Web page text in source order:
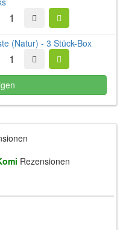
(Natur) - 3 Stück-Box
Rezensionen